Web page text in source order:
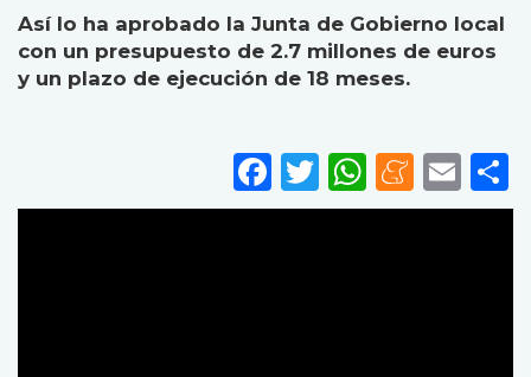
Así lo ha aprobado la Junta de Gobierno local
con un presupuesto de 2.7 millones de euros
y un plazo de ejecución de 18 meses.
Facebook
Twitter